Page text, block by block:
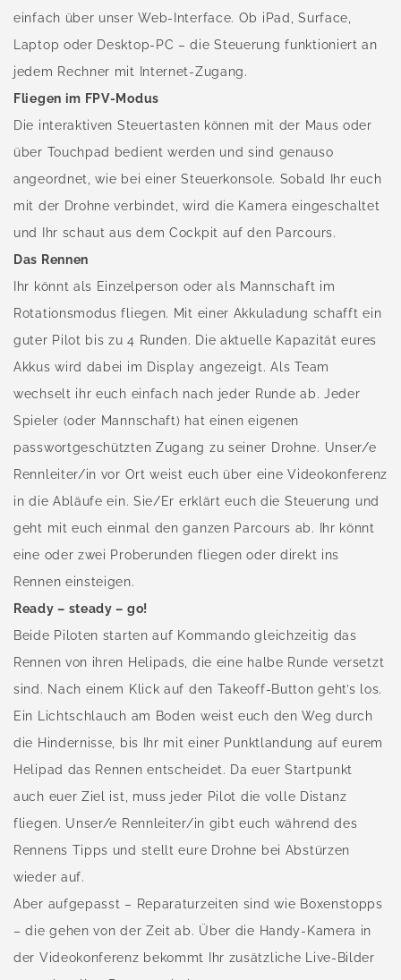
einfach über unser Web-Interface. Ob iPad, Surface,
Laptop oder Desktop-PC – die Steuerung funktioniert an
jedem Rechner mit Internet-Zugang.
Fliegen im FPV-Modus
Die interaktiven Steuertasten können mit der Maus oder
über Touchpad bedient werden und sind genauso
angeordnet, wie bei einer Steuerkonsole. Sobald Ihr euch
mit der Drohne verbindet, wird die Kamera eingeschaltet
und Ihr schaut aus dem Cockpit auf den Parcours.
Das Rennen
Ihr könnt als Einzelperson oder als Mannschaft im
Rotationsmodus fliegen. Mit einer Akkuladung schafft ein
guter Pilot bis zu 4 Runden. Die aktuelle Kapazität eures
Akkus wird dabei im Display angezeigt. Als Team
wechselt ihr euch einfach nach jeder Runde ab. Jeder
Spieler (oder Mannschaft) hat einen eigenen
passwortgeschützten Zugang zu seiner Drohne. Unser/e
Rennleiter/in vor Ort weist euch über eine Videokonferenz
in die Abläufe ein. Sie/Er erklärt euch die Steuerung und
geht mit euch einmal den ganzen Parcours ab. Ihr könnt
eine oder zwei Proberunden fliegen oder direkt ins
Rennen einsteigen.
Ready – steady – go!
Beide Piloten starten auf Kommando gleichzeitig das
Rennen von ihren Helipads, die eine halbe Runde versetzt
sind. Nach einem Klick auf den Takeoff-Button geht’s los.
Ein Lichtschlauch am Boden weist euch den Weg durch
die Hindernisse, bis Ihr mit einer Punktlandung auf eurem
Helipad das Rennen entscheidet. Da euer Startpunkt
auch euer Ziel ist, muss jeder Pilot die volle Distanz
fliegen. Unser/e Rennleiter/in gibt euch während des
Rennens Tipps und stellt eure Drohne bei Abstürzen
wieder auf.
Aber aufgepasst – Reparaturzeiten sind wie Boxenstopps
– die gehen von der Zeit ab. Über die Handy-Kamera in
der Videokonferenz bekommt Ihr zusätzliche Live-Bilder